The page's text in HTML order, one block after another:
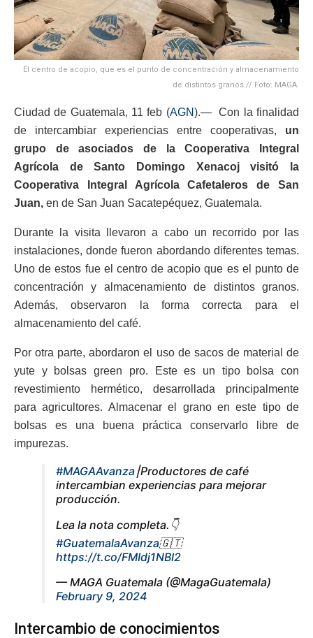
El centro de acopio, que es el punto de concentración y almacenamiento
de distintos granos.// Foto: MAGA.
Ciudad de Guatemala, 11 feb (AGN).— Con la finalidad
de intercambiar experiencias entre cooperativas, un
grupo de asociados de la Cooperativa Integral
Agrícola de Santo Domingo Xenacoj visitó la
Cooperativa Integral Agrícola Cafetaleros de San
Juan, en de San Juan Sacatepéquez, Guatemala.
Durante la visita llevaron a cabo un recorrido por las
instalaciones, donde fueron abordando diferentes temas.
Uno de estos fue el centro de acopio que es el punto de
concentración y almacenamiento de distintos granos.
Además, observaron la forma correcta para el
almacenamiento del café.
Por otra parte, abordaron el uso de sacos de material de
yute y bolsas green pro. Este es un tipo bolsa con
revestimiento hermético, desarrollada principalmente
para agricultores. Almacenar el grano en este tipo de
bolsas es una buena práctica conservarlo libre de
impurezas.
#MAGAAvanza⎮Productores de café
intercambian experiencias para mejorar
producción.
Lea la nota completa.👇
#GuatemalaAvanza🇬🇹
https://t.co/FMIdj1NBI2
— MAGA Guatemala (@MagaGuatemala)
February 9, 2024
Intercambio de conocimientos